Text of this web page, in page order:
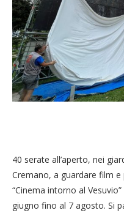
40 serate all’aperto, nei
Cremano, a guardare film
“Cinema intorno al
giugno fino al 7 agosto. Si